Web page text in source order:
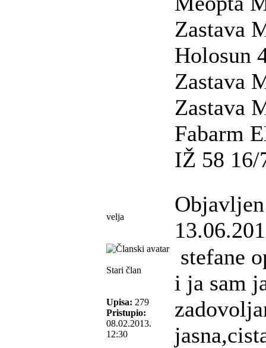
Zastava
Holosun
Zastava
Zastava
Fabarm
IŽ 58 16/
velja
Objavljen
Stari član
Upisa: 279
Pristupio:
08.02.2013.
12:30
stefane
i ja sam